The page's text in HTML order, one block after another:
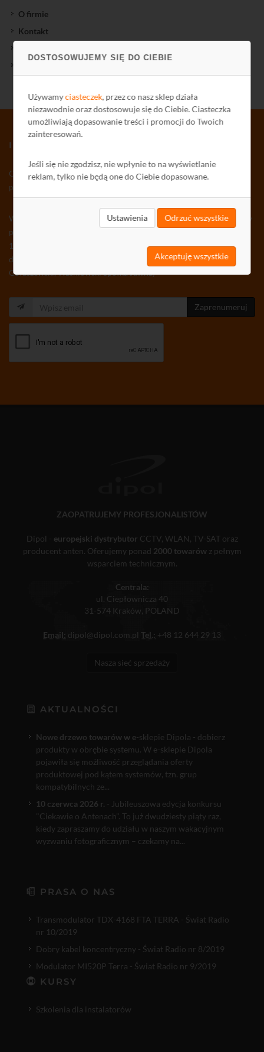
DOSTOSOWUJEMY SIĘ DO CIEBIE
Używamyciasteczek, przez co nasz sklep działa
niezawodnie oraz dostosowuje się do Ciebie. Ciasteczka
umożliwiają dopasowanie treści i promocji do Twoich
zainteresowań.
Jeśli się nie zgodzisz, nie wpłynie to na wyświetlanie
reklam, tylko nie będą one do Ciebie dopasowane.
Ustawienia Odrzuć wszystkie
Akceptuję wszystkie
O firmie
Kontakt
INFORMATOR TV-SAT CCTV WLAN
Osoby zainteresowane otrzymywaniem co tydzieńInformatora
pocztą elektroniczną prosimy o podanie adresu e-mail:
Wyrażam zgodę na otrzymywanie drogą elektroniczną na wskazany
przeze mnie adres e-mail informacji handlowej w rozumieniu art.
10 ust. 1 ustawy z dnia 18 lipca 2002 roku o świadczeniu usług
drogą elektroniczną od DIPOL sp. z o.o. (dawniej: DIPOL
Gołaszewski, Waśniowski Spółka Jawna)
Zaprenumeruj
ZAOPATRUJEMY PROFESJONALISTÓW
Dipol - europejski dystrybutor CCTV, WLAN, TV-SAT oraz
producent anten. Oferujemy ponad 2000 towarówz pełnym
wsparciem technicznym.
Centrala:
ul. Ciepłownicza 40
31-574 Kraków, POLAND
Email: dipol@dipol.com.pl Tel.: +48 12 644 29 13
Nasza sieć sprzedaży
AKTUALNOŚCI
Nowe drzewo towarów w e-sklepie Dipola - dobierz
produkty w obrębie systemu. W e-sklepie Dipola
pojawiła się możliwość przeglądania oferty
produktowej pod kątem systemów, tzn. grup
kompatybilnych ze...
10 czerwca 2026 r. - Jubileuszowa edycja konkursu
"Ciekawie o Antenach". To już dwudziesty piąty raz,
kiedy zapraszamy do udziału w naszym wakacyjnym
wyzwaniu fotograficznym – czekamy na...
PRASA O NAS
Transmodulator TDX-4168 FTA TERRA - Świat Radio
nr 10/2019
Dobry kabel koncentryczny - Świat Radio nr 8/2019
Modulator MI520P Terra - Świat Radio nr 9/2019
KURSY
Szkolenia dla instalatorów